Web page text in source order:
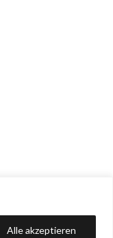
Alle akzeptieren